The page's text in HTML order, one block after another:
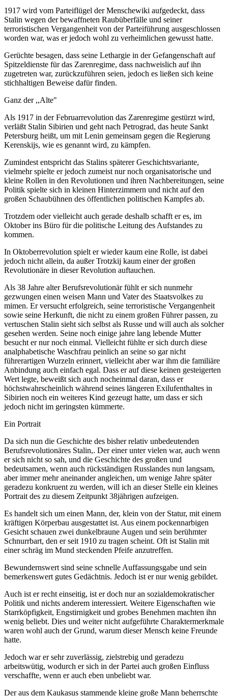
1917 wird vom Parteiflügel der Menschewiki aufgedeckt, dass
Stalin wegen der bewaffneten Raubüberfälle und seiner
terroristischen Vergangenheit von der Parteiführung ausgeschlossen
worden war, was er jedoch wohl zu verheimlichen gewusst hatte.
Gerüchte besagen, dass seine Lethargie in der Gefangenschaft auf
Spitzeldienste für das Zarenregime, dass nachweislich auf ihn
zugetreten war, zurückzuführen seien, jedoch es ließen sich keine
stichhaltigen Beweise dafür finden.
Ganz der ,,Alte"
Als 1917 in der Februarrevolution das Zarenregime gestürzt wird,
verläßt Stalin Sibirien und geht nach Petrograd, das heute Sankt
Petersburg heißt, um mit Lenin gemeinsam gegen die Regierung
Kerenskijs, wie es genannt wird, zu kämpfen.
Zumindest entspricht das Stalins späterer Geschichtsvariante,
vielmehr spielte er jedoch zumeist nur noch organisatorische und
kleine Rollen in den Revolutionen und ihren Nachbereitungen, seine
Politik spielte sich in kleinen Hinterzimmern und nicht auf den
großen Schaubühnen des öffentlichen politischen Kampfes ab.
Trotzdem oder vielleicht auch gerade deshalb schafft er es, im
Oktober ins Büro für die politische Leitung des Aufstandes zu
kommen.
In Oktoberrevolution spielt er wieder kaum eine Rolle, ist dabei
jedoch nicht allein, da außer Trotzkij kaum einer der großen
Revolutionäre in dieser Revolution auftauchen.
Als 38 Jahre alter Berufsrevolutionär fühlt er sich nunmehr
gezwungen einen weisen Mann und Vater des Staatsvolkes zu
mimen. Er versucht erfolgreich, seine terroristische Vergangenheit
sowie seine Herkunft, die nicht zu einem großen Führer passen, zu
vertuschen Stalin sieht sich selbst als Russe und will auch als solcher
gesehen werden. Seine noch einige jahre lang lebende Mutter
besucht er nur noch einmal. Vielleicht fühlte er sich durch diese
analphabetische Waschfrau peinlich an seine so gar nicht
führerartigen Wurzeln erinnert, vielleicht aber war ihm die familiäre
Anbindung auch einfach egal. Dass er auf diese keinen gesteigerten
Wert legte, beweißt sich auch nocheinmal daran, dass er
höchstwahrscheinlich während seines längeren Exilufenthaltes in
Sibirien noch ein weiteres Kind gezeugt hatte, um dass er sich
jedoch nicht im geringsten kümmerte.
Ein Portrait
Da sich nun die Geschichte des bisher relativ unbedeutenden
Berufsrevolutionäres Stalin,. Der einer unter vielen war, auch wenn
er sich nicht so sah, und die Geschichte des großen und
bedeutsamen, wenn auch rückständigen Russlandes nun langsam,
aber immer mehr aneinander angleichen, um wenige Jahre später
geradezu konkruent zu werden, will ich an dieser Stelle ein kleines
Portrait des zu diesem Zeitpunkt 38jährigen aufzeigen.
Es handelt sich um einen Mann, der, klein von der Statur, mit einem
kräftigen Körperbau ausgestattet ist. Aus einem pockennarbigen
Gesicht schauen zwei dunkelbraune Augen und sein berühmter
Schnurrbart, den er seit 1910 zu tragen scheint. Oft ist Stalin mit
einer schräg im Mund steckenden Pfeife anzutreffen.
Bewundernswert sind seine schnelle Auffassungsgabe und sein
bemerkenswert gutes Gedächtnis. Jedoch ist er nur wenig gebildet.
Auch ist er recht einseitig, ist er doch nur an sozialdemokratischer
Politik und nichts anderem interessiert. Weitere Eigenschaften wie
Starrköpfigkeit, Engstirnigkeit und grobes Benehmen machten ihn
wenig beliebt. Dies und weiter nicht aufgeführte Charaktermerkmale
waren wohl auch der Grund, warum dieser Mensch keine Freunde
hatte.
Jedoch war er sehr zuverlässig, zielstrebig und geradezu
arbeitswütig, wodurch er sich in der Partei auch großen Einfluss
verschaffte, wenn er auch eben unbeliebt war.
Der aus dem Kaukasus stammende kleine große Mann beherrschte